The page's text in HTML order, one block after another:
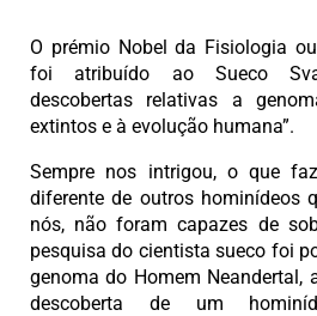
O prémio Nobel da Fisiologia
foi atribuído ao Sueco
descobertas relativas a
extintos e à evolução humana”.
Sempre nos intrigou, o que
diferente de outros hominídeos
nós, não foram capazes de
pesquisa do cientista sueco foi
genoma do Homem Neandertal,
descoberta de um